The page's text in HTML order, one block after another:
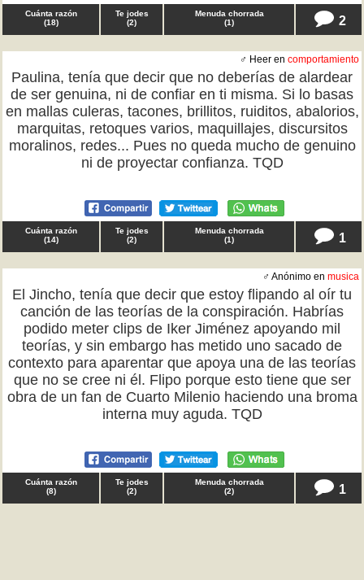
Cuánta razón
(18)
Te jodes
(2)
Menuda chorrada
(1) 2
♂ Heer en comportamiento
Paulina, tenía que decir que no deberías de alardear
de ser genuina, ni de confiar en ti misma. Si lo basas
en mallas culeras, tacones, brillitos, ruiditos, abalorios,
marquitas, retoques varios, maquillajes, discursitos
moralinos, redes... Pues no queda mucho de genuino
ni de proyectar confianza. TQD
Cuánta razón
(14)
Te jodes
(2)
Menuda chorrada
(1) 1
♂ Anónimo en musica
El Jincho, tenía que decir que estoy flipando al oír tu
canción de las teorías de la conspiración. Habrías
podido meter clips de Iker Jiménez apoyando mil
teorías, y sin embargo has metido uno sacado de
contexto para aparentar que apoya una de las teorías
que no se cree ni él. Flipo porque esto tiene que ser
obra de un fan de Cuarto Milenio haciendo una broma
interna muy aguda. TQD
Cuánta razón
(8)
Te jodes
(2)
Menuda chorrada
(2) 1